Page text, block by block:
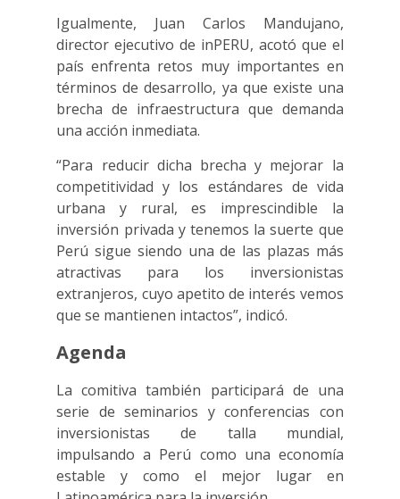
Igualmente, Juan Carlos Mandujano,
director ejecutivo de inPERU, acotó que el
país enfrenta retos muy importantes en
términos de desarrollo, ya que existe una
brecha de infraestructura que demanda
una acción inmediata.
“Para reducir dicha brecha y mejorar la
competitividad y los estándares de vida
urbana y rural, es imprescindible la
inversión privada y tenemos la suerte que
Perú sigue siendo una de las plazas más
atractivas para los inversionistas
extranjeros, cuyo apetito de interés vemos
que se mantienen intactos”, indicó.
Agenda
La comitiva también participará de una
serie de seminarios y conferencias con
inversionistas de talla mundial,
impulsando a Perú como una economía
estable y como el mejor lugar en